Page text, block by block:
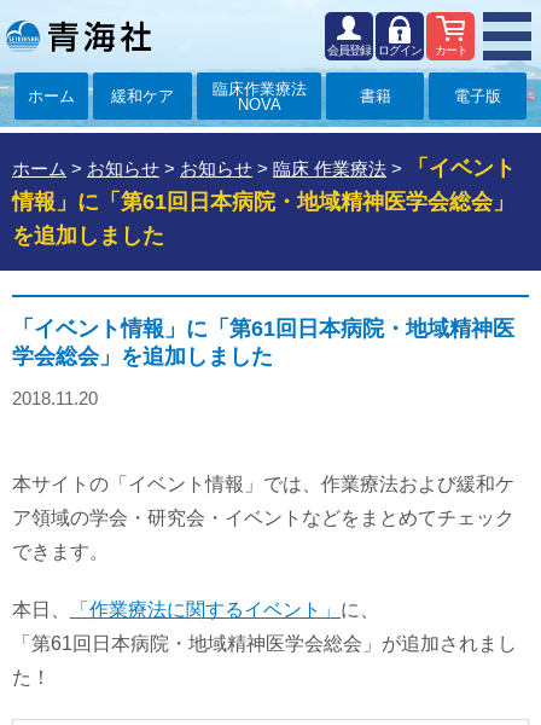
カート
ログイン
会員登録
ホーム 緩和ケア
臨床作業療法
NOVA
書籍 電子版
ホーム > お知らせ > お知らせ > 臨床 作業療法 >
「イベント
情報」に「第61回日本病院・地域精神医学会総会」
を追加しました
「イベント情報」に「第61回日本病院・地域精神医
学会総会」を追加しました
2018.11.20
本サイトの「イベント情報」では、作業療法および緩和ケ
ア領域の学会・研究会・イベントなどをまとめてチェック
できます。
本日、 「作業療法に関するイベント」 に、
「第61回日本病院・地域精神医学会総会」が追加されまし
た！